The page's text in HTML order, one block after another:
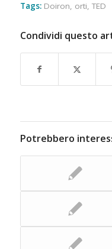
Tags: Doiron, orti, TED
Condividi questo
Potrebbero